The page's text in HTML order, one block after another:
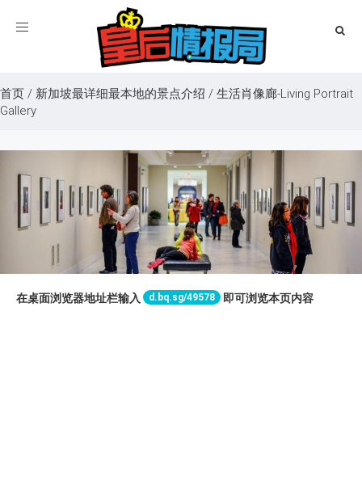
Toggle
首页 / 新加坡最详细最本地的景点介绍 / 生活肖像廊-Living Portrait
Gallery
在桌面浏览器地址栏输入 d.bq.sg/49578 即可浏览本页内容